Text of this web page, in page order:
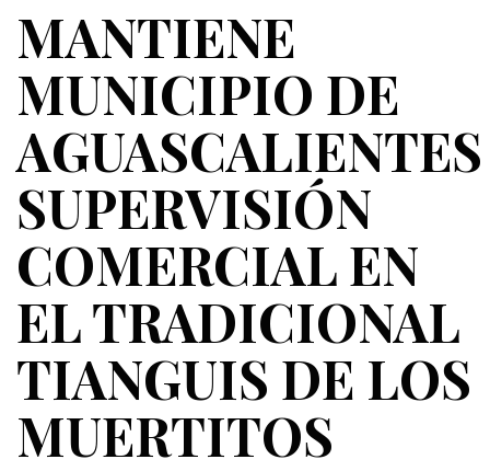
MANTIENE
MUNICIPIO DE
AGUASCALIENTES
SUPERVISIÓN
COMERCIAL EN
EL TRADICIONAL
TIANGUIS DE LOS
MUERTITOS